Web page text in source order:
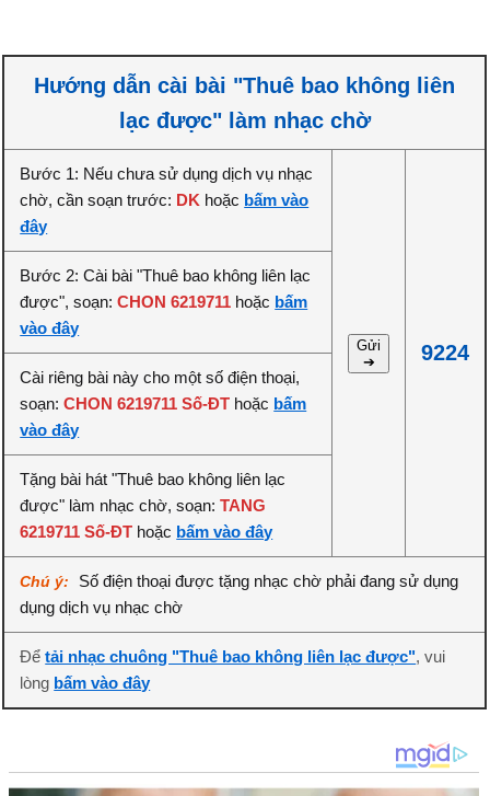
Hướng dẫn cài bài "Thuê bao không liên
lạc được" làm nhạc chờ
Bước 1: Nếu chưa sử dụng dịch vụ nhạc
chờ, cần soạn trước: DK hoặc bấm vào
đây
Gửi
➔
9224
Bước 2: Cài bài "Thuê bao không liên lạc
được", soạn:CHON 6219711 hoặc bấm
vào đây
Cài riêng bài này cho một số điện thoại,
soạn:CHON 6219711 Số-ĐT hoặc bấm
vào đây
Tặng bài hát "Thuê bao không liên lạc
được" làm nhạc chờ, soạn:TANG
6219711 Số-ĐT hoặc bấm vào đây
Chú ý:
Số điện thoại được tặng nhạc chờ phải đang sử dụng
dụng dịch vụ nhạc chờ
Đểtải nhạc chuông "Thuê bao không liên lạc được", vui
lòng bấm vào đây